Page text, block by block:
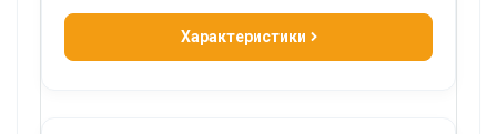
Характеристики